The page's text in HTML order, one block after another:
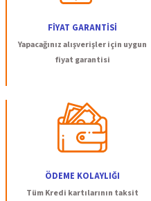
Ürün fiyatı diğer sitelerden daha
FİYAT GARANTİSİ
Yapacağınız alışverişler için uygun
fiyat garantisi
ÖDEME KOLAYLIĞI
Tüm Kredi kartılarının taksit